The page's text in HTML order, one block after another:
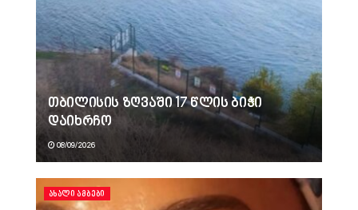
თბილისის ზღვაში 17 წლის ბიჭი
დაიხრჩო
08/09/2026
ᲐᲮᲐᲚᲘ ᲐᲛᲑᲔᲑᲘ